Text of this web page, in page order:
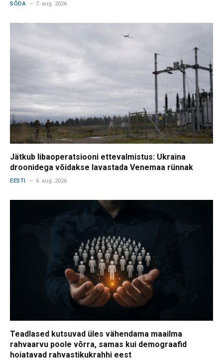
SÕDA 7. aug. 2026
Jätkub libaoperatsiooni ettevalmistus: Ukraina
droonidega võidakse lavastada Venemaa rünnak
EESTI 6. aug. 2026
Teadlased kutsuvad üles vähendama maailma
rahvaarvu poole võrra, samas kui demograafid
hoiatavad rahvastikukrahhi eest